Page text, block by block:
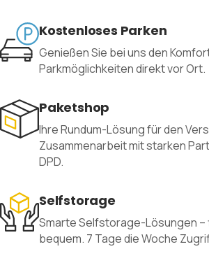
Kostenloses Parken
Genießen Sie bei uns den
Parkmöglichkeiten direkt vor Ort.
Paketshop
Ihre Rundum-Lösung für den
Zusammenarbeit mit starken
DPD.
Selfstorage
Smarte Selfstorage-Lösungen –
bequem. 7 Tage die Woche